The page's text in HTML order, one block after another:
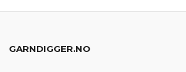
GARNDIGGER.NO